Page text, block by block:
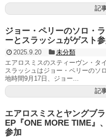
記
ジョー・ペリーのソロ・
ーとスラッシュがゲスト
2025.9.20
未分類
エアロスミスのスティーヴン・タ
スラッシュはジョー・ペリーのソ
地時間9月17日、ジョー...
記
エアロスミスとヤングブ
EP『ONE MORE TIME』
参加